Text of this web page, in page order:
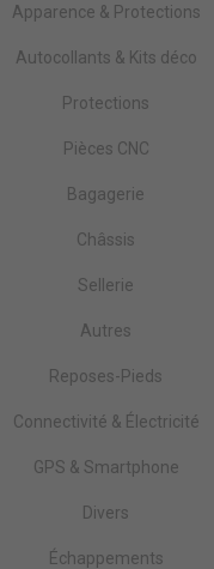
Apparence & Protections
Autocollants & Kits déco
Protections
Pièces CNC
Bagagerie
Châssis
Sellerie
Autres
Reposes-Pieds
Connectivité & Électricité
GPS & Smartphone
Divers
Échappements